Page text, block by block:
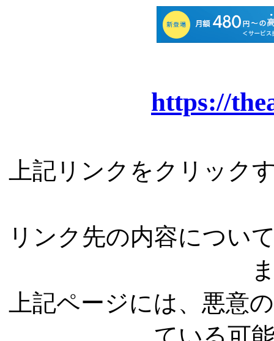
https://
上記リンクをクリック
リンク先の内容につい
上記ページには、悪意
ている可